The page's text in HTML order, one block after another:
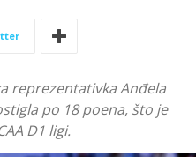
reprezentativka Anđela
po 18 poena, što je
D1 ligi.